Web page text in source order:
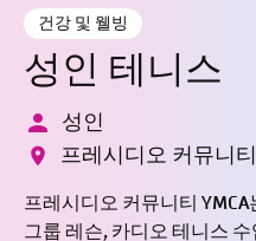
건강 및 웰빙
성인 테니스
성인
프레시디오 커뮤니
프레시디오 커뮤니티
그룹 레슨, 카디오 테니스